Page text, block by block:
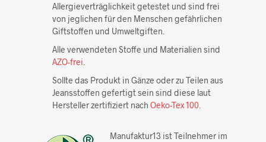
Allergieverträglichkeit getestet und sind frei
von jeglichen für den Menschen gefährlichen
Giftstoffen und Umweltgiften.
Alle verwendeten Stoffe und Materialien sind
AZO-frei
Sollte das Produkt in Gänze oder zu Teilen aus
Jeansstoffen gefertigt sein sind diese laut
Hersteller zertifiziert nach Oeko-Tex 100.
Manufaktur13 ist Teilnehmer im